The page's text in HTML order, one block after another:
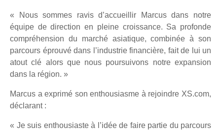
« Nous sommes ravis d’accueillir Marcus dans notre
équipe de direction en pleine croissance. Sa profonde
compréhension du marché asiatique, combinée à son
parcours éprouvé dans l’industrie financière, fait de lui un
atout clé alors que nous poursuivons notre expansion
dans la région. »
Marcus a exprimé son enthousiasme à rejoindre XS.com,
déclarant :
« Je suis enthousiaste à l’idée de faire partie du parcours